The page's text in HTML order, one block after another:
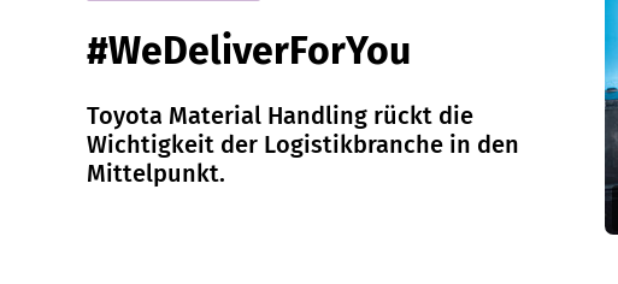
#WeDeliverForYou
Toyota Material Handling rückt die
Wichtigkeit der Logistikbranche in den
Mittelpunkt.